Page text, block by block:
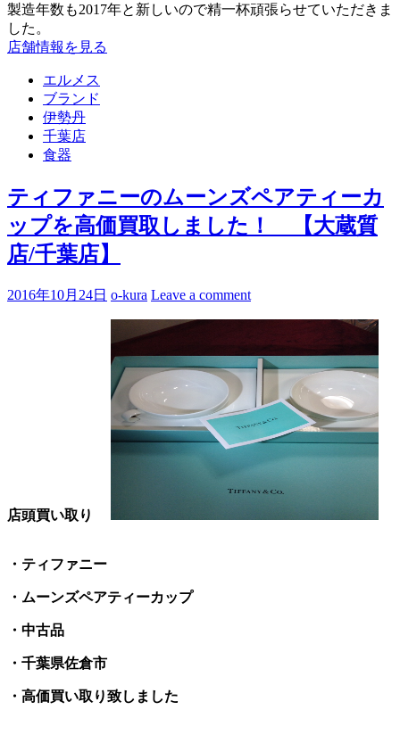
製造年数も2017年と新しいので精一杯頑張らせていただきま
した。
店舗情報を見る
エルメス
ブランド
伊勢丹
千葉店
食器
ティファニーのムーンズペアティーカ
ップを高価買取しました！ 【大蔵質
店/千葉店】
2016年10月24日 o-kura Leave a comment
店頭買い取り
・ティファニー
・ムーンズペアティーカップ
・中古品
・千葉県佐倉市
・高価買い取り致しました